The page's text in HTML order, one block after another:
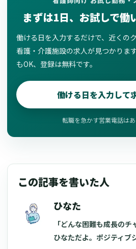
まずは1日、お試しで働
働ける日を入力するだけで、近くの
看護・介護施設の求人が見つかりま
もOK、登録は無料です。
働ける日を入力して
転職を急かす営業電話はあ
この記事を書いた人
ひなた
「どんな困難も成長の
ひなただよ。ポジティブ